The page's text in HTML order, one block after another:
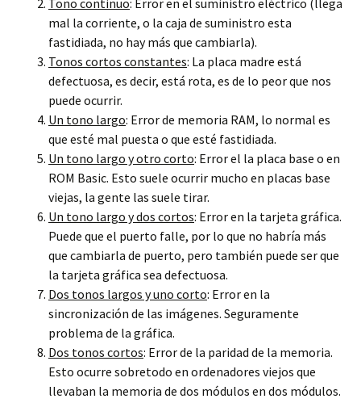
Tono continuo: Error en el suministro eléctrico (llega
mal la corriente, o la caja de suministro esta
fastidiada, no hay más que cambiarla).
Tonos cortos constantes: La placa madre está
defectuosa, es decir, está rota, es de lo peor que nos
puede ocurrir.
Un tono largo: Error de memoria RAM, lo normal es
que esté mal puesta o que esté fastidiada.
Un tono largo y otro corto: Error el la placa base o en
ROM Basic. Esto suele ocurrir mucho en placas base
viejas, la gente las suele tirar.
Un tono largo y dos cortos: Error en la tarjeta gráfica.
Puede que el puerto falle, por lo que no habría más
que cambiarla de puerto, pero también puede ser que
la tarjeta gráfica sea defectuosa.
Dos tonos largos y uno corto: Error en la
sincronización de las imágenes. Seguramente
problema de la gráfica.
Dos tonos cortos: Error de la paridad de la memoria.
Esto ocurre sobretodo en ordenadores viejos que
llevaban la memoria de dos módulos en dos módulos.